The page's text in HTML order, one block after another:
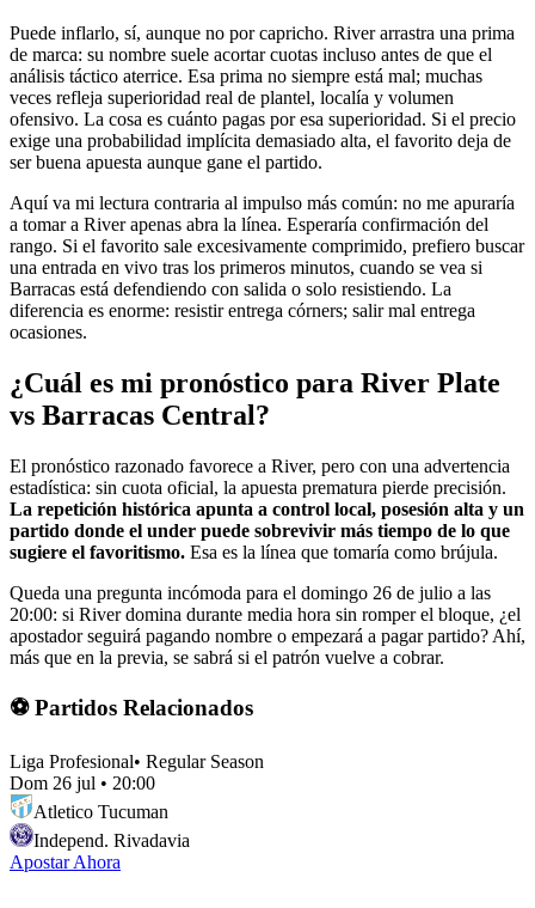
Puede inflarlo, sí, aunque no por capricho. River arrastra una prima
de marca: su nombre suele acortar cuotas incluso antes de que el
análisis táctico aterrice. Esa prima no siempre está mal; muchas
veces refleja superioridad real de plantel, localía y volumen
ofensivo. La cosa es cuánto pagas por esa superioridad. Si el precio
exige una probabilidad implícita demasiado alta, el favorito deja de
ser buena apuesta aunque gane el partido.
Aquí va mi lectura contraria al impulso más común: no me apuraría
a tomar a River apenas abra la línea. Esperaría confirmación del
rango. Si el favorito sale excesivamente comprimido, prefiero buscar
una entrada en vivo tras los primeros minutos, cuando se vea si
Barracas está defendiendo con salida o solo resistiendo. La
diferencia es enorme: resistir entrega córners; salir mal entrega
ocasiones.
¿Cuál es mi pronóstico para River Plate
vs Barracas Central?
El pronóstico razonado favorece a River, pero con una advertencia
estadística: sin cuota oficial, la apuesta prematura pierde precisión.
La repetición histórica apunta a control local, posesión alta y un
partido donde el under puede sobrevivir más tiempo de lo que
sugiere el favoritismo. Esa es la línea que tomaría como brújula.
Queda una pregunta incómoda para el domingo 26 de julio a las
20:00: si River domina durante media hora sin romper el bloque, ¿el
apostador seguirá pagando nombre o empezará a pagar partido? Ahí,
más que en la previa, se sabrá si el patrón vuelve a cobrar.
⚽ Partidos Relacionados
Liga Profesional• Regular Season
Dom 26 jul • 20:00
Atletico Tucuman
Independ. Rivadavia
Apostar Ahora